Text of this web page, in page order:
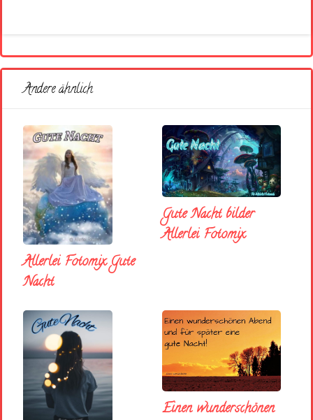
Andere ähnlich
Allerlei Fotomix Gute
Nacht
Gute Nacht bilder
Allerlei Fotomix
Einen wunderschönen